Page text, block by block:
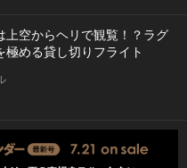
上空からヘリで観覧！？ラグ
極める貸し切りフライト